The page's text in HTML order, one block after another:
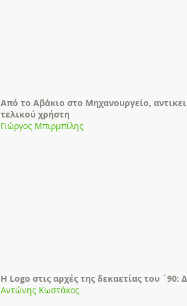
Από το Αβάκιο στο Μηχανουργείο,
τελικού χρήστη
Γιώργος Μπιρμπίλης
Η Logo στις αρχές της δεκαετίας του ΄90:
Αντώνης Κωστάκος